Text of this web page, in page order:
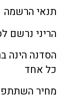
תנאי הרשמה
הריני נרשם
כל אחד
מחיר השתתפות